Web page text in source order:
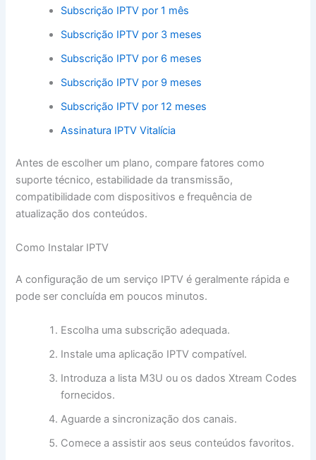
Subscrição IPTV por 1 mês
Subscrição IPTV por 3 meses
Subscrição IPTV por 6 meses
Subscrição IPTV por 9 meses
Subscrição IPTV por 12 meses
Assinatura IPTV Vitalícia
Antes de escolher um plano, compare fatores como
suporte técnico, estabilidade da transmissão,
compatibilidade com dispositivos e frequência de
atualização dos conteúdos.
Como Instalar IPTV
A configuração de um serviço IPTV é geralmente rápida e
pode ser concluída em poucos minutos.
Escolha uma subscrição adequada.
Instale uma aplicação IPTV compatível.
Introduza a lista M3U ou os dados Xtream Codes
fornecidos.
Aguarde a sincronização dos canais.
Comece a assistir aos seus conteúdos favoritos.